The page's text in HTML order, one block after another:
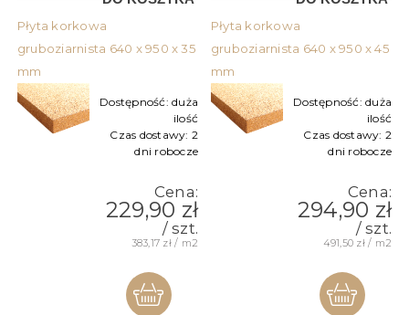
Płyta korkowa
gruboziarnista 640 x 950 x 35
mm
Dostępność: duża
ilość
Czas dostawy: 2
dni robocze
Cena:
229,90 zł
/ szt.
383,17 zł / m2
Płyta korkowa
gruboziarnista 640 x 950 x 45
mm
Dostępność: duża
ilość
Czas dostawy: 2
dni robocze
Cena:
294,90 zł
/ szt.
491,50 zł / m2